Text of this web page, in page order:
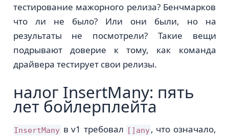
тестирование мажорного релиза? Бенчмарков
что ли не было? Или они были, но на
результаты не посмотрели? Такие вещи
подрывают доверие к тому, как команда
драйвера тестирует свои релизы.
налог InsertMany: пять
лет бойлерплейта
InsertMany в v1 требовал []any, что означало,